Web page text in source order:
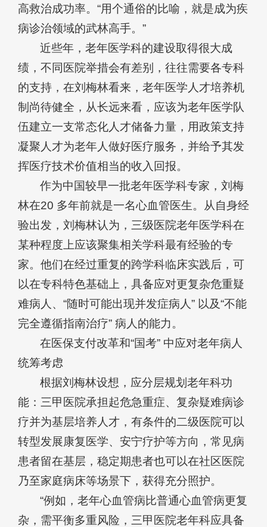
高救治成功率。“用个通俗的比喻，就是成为疾
病诊治领域的武林高手。”
近些年，老年医学科的建设取得很大成
绩，不同医院举措会有差别，往往需要各专科
的支持，在刘梅林看来，老年医学人才培养机
制尚待健全，从长远来看，应该为老年医学队
伍建立一支常态化人才储备力量，用政策支持
凝聚人才为老年人做好医疗服务，并给予其发
挥医疗技术价值相当的收入回报。
作为中国较早一批老年医学科专家，刘梅
林在20 多年前就是一名心血管医生。从自身经
验出发，刘梅林认为，三级医院老年医学科在
某种程度上应该聚集相关学科最有经验的专
家。他们在经过重复的跨学科临床实践后，可
以在专科特色基础上，具备应对更复杂危重疑
难病人、“随时可能出现并发症病人” 以及“不能
完全遵循指南治疗” 病人的能力。
在医保支付改革和“国考” 中应对老年病人
统筹考虑
根据刘梅林设想，应分层规划老年科功
能：三甲医院承担起危急重症、复杂疑难病诊
疗并为基层培养人才，有条件的二级医院可以
转型发展康复医学、安宁疗护等方向，常见病
患者留在基层，稳定期患者也可以在社区医院
乃至家庭病床等场景下，获得充分照护。
“例如，老年心血管病比普通心血管病更复
杂，需平衡多重风险，三甲医院老年科应具备